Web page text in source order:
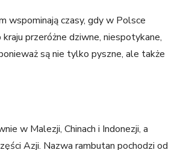
wspominają czasy, gdy w Polsce
przeróżne dziwne, niespotykane,
są nie tylko pyszne, ale także
w Malezji, Chinach i Indonezji, a
Azji. Nazwa rambutan pochodzi od